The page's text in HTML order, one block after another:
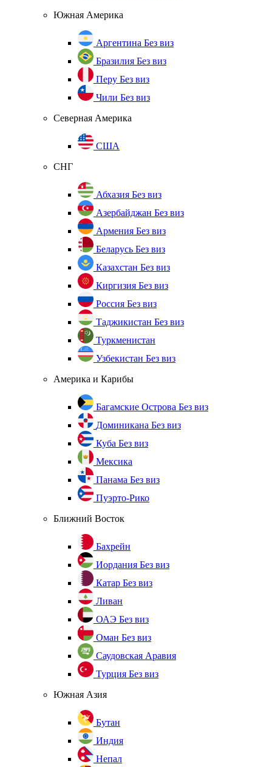
Южная Америка
Аргентина Без виз
Бразилия Без виз
Перу Без виз
Чили Без виз
Северная Америка
США
СНГ
Абхазия Без виз
Азербайджан Без виз
Армения Без виз
Беларусь Без виз
Казахстан Без виз
Киргизия Без виз
Россия Без виз
Таджикистан Без виз
Туркменистан
Узбекистан Без виз
Америка и Карибы
Багамские Острова Без виз
Доминикана Без виз
Куба Без виз
Мексика
Панама Без виз
Пуэрто-Рико
Ближний Восток
Бахрейн
Иордания Без виз
Катар Без виз
Ливан
ОАЭ Без виз
Оман Без виз
Саудовская Аравия
Турция Без виз
Южная Азия
Бутан
Индия
Непал